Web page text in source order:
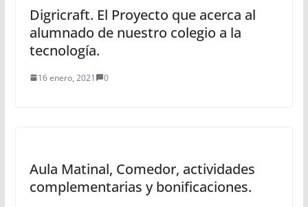
Digricraft. El Proyecto que acerca al
alumnado de nuestro colegio a la
tecnología.
16 enero, 2021 0
Aula Matinal, Comedor, actividades
complementarias y bonificaciones.